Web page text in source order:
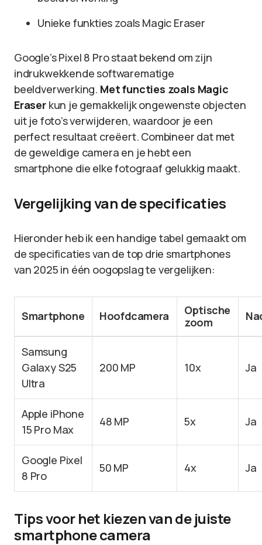
Unieke funkties zoals Magic Eraser
Google’s Pixel 8 Pro staat bekend om zijn
indrukwekkende softwarematige
beeldverwerking. Met functies zoals Magic
Eraserkun je gemakkelijk ongewenste objecten
uit je foto’s verwijderen, waardoor je een
perfect resultaat creëert. Combineer dat met
de geweldige camera en je hebt een
smartphone die elke fotograaf gelukkig maakt.
Vergelijking van de specificaties
Hieronder heb ik een handige tabel gemaakt om
de specificaties van de top drie smartphones
van 2025 in één oogopslag te vergelijken:
Smartphone Hoofdcamera
Optische
zoom
Samsung
Galaxy S25
Ultra
200 MP 10x Ja
Apple iPhone
15 Pro Max
48 MP 5x Ja
Google Pixel
8 Pro
50 MP 4x Ja
Tips voor het kiezen van de juiste
smartphone camera